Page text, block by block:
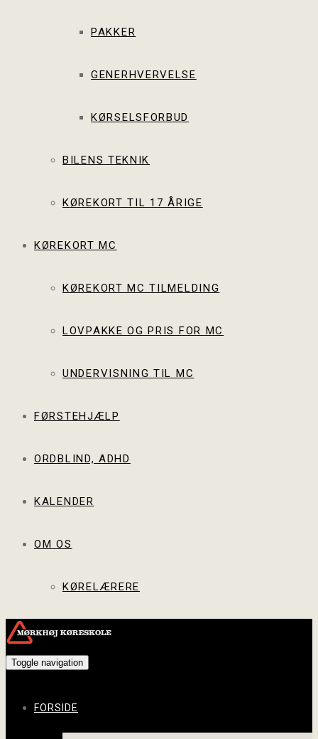
PAKKER
GENERHVERVELSE
KØRSELSFORBUD
BILENS TEKNIK
KØREKORT TIL 17 ÅRIGE
KØREKORT MC
KØREKORT MC TILMELDING
LOVPAKKE OG PRIS FOR MC
UNDERVISNING TIL MC
FØRSTEHJÆLP
ORDBLIND, ADHD
KALENDER
OM OS
KØRELÆRERE
Toggle navigation
FORSIDE